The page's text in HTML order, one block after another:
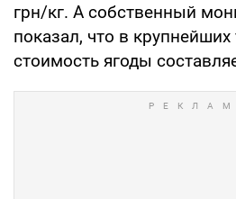
грн/кг. А собственный
показал, что в крупнейших
стоимость ягоды